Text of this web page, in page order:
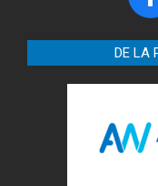
DE LA